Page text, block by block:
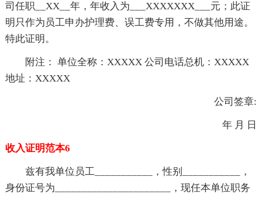
司任职__XX__年，年收入为___XXXXXXX___元；此证
明只作为员工申办护理费、误工费专用，不做其他用途。
特此证明。
附注： 单位全称：XXXXX 公司电话总机：XXXXX
地址：XXXXX
公司签章:
年 月 日
收入证明范本6
兹有我单位员工___________，性别___________，
身份证号为______________________，现任本单位职务